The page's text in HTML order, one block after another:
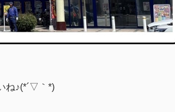
ね♪(*´▽｀*)